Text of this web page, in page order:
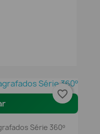
Série 360º
favorite_border